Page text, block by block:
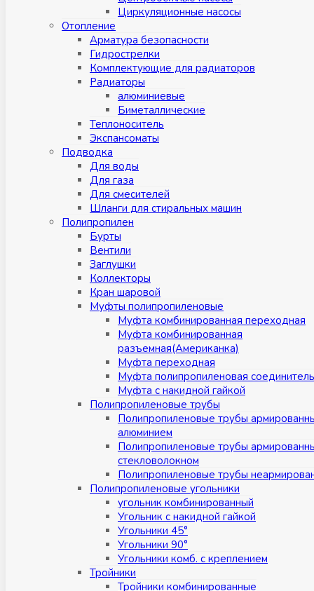
Циркуляционные насосы
Отопление
Арматура безопасности
Гидрострелки
Комплектующие для радиаторов
Радиаторы
алюминиевые
Биметаллические
Теплоноситель
Экспансоматы
Подводка
Для воды
Для газа
Для смесителей
Шланги для стиральных машин
Полипропилен
Бурты
Вентили
Заглушки
Коллекторы
Кран шаровой
Муфты полипропиленовые
Муфта комбинированная переходная
Муфта комбинированная
разъемная(Американка)
Муфта переходная
Муфта полипропиленовая
Муфта с накидной гайкой
Полипропиленовые трубы
Полипропиленовые трубы
алюминием
Полипропиленовые трубы
стекловолокном
Полипропиленовые трубы
Полипропиленовые угольники
угольник комбинированный
Угольник с накидной гайкой
Угольники 45°
Угольники 90°
Угольники комб. с креплением
Тройники
Тройники комбинированные